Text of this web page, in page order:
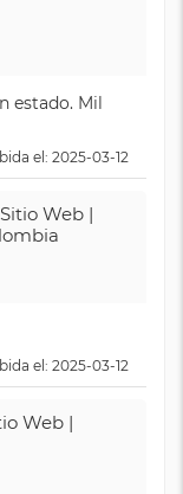
estado. Mil
el: 2025-03-12
Web |
el: 2025-03-12
Web |